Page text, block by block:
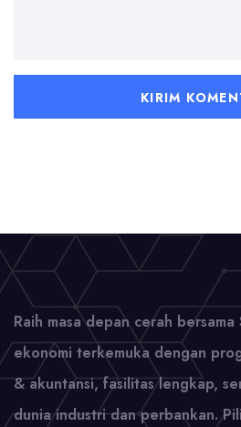
Raih masa depan cerah bersama
ekonomi terkemuka dengan
& akuntansi, fasilitas lengkap,
dunia industri dan perbankan.